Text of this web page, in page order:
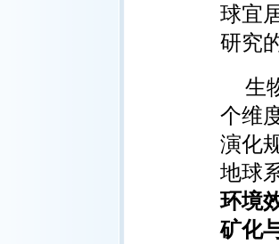
球宜
研究
生
个维
演化
地球
环境
矿化